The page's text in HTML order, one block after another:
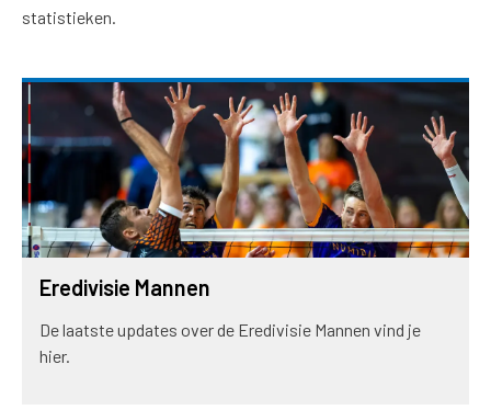
statistieken.
Eredivisie Mannen
De laatste updates over de Eredivisie Mannen vind je
hier.